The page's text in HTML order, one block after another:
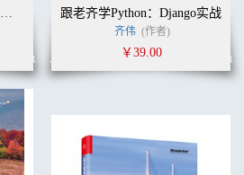
跟老齐学Python：从入门到精通 跟老齐学Python：Django实战
齐伟 (作者)
￥39.00